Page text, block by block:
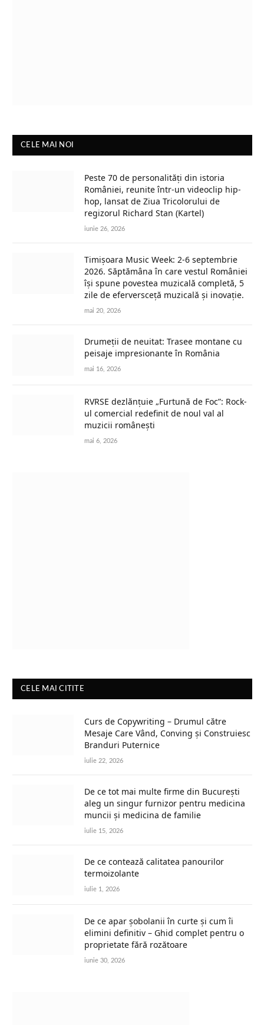
CELE MAI NOI
Peste 70 de personalități din istoria
României, reunite într-un videoclip hip-
hop, lansat de Ziua Tricolorului de
regizorul Richard Stan (Kartel)
iunie 26, 2026
Timișoara Music Week: 2-6 septembrie
2026. Săptămâna în care vestul României
își spune povestea muzicală completă, 5
zile de eferversceță muzicală și inovație.
mai 20, 2026
Drumeții de neuitat: Trasee montane cu
peisaje impresionante în România
mai 16, 2026
RVRSE dezlănțuie „Furtună de Foc”: Rock-
ul comercial redefinit de noul val al
muzicii românești
mai 6, 2026
CELE MAI CITITE
Curs de Copywriting – Drumul către
Mesaje Care Vând, Conving și Construiesc
Branduri Puternice
iulie 22, 2026
De ce tot mai multe firme din București
aleg un singur furnizor pentru medicina
muncii și medicina de familie
iulie 15, 2026
De ce contează calitatea panourilor
termoizolante
iulie 1, 2026
De ce apar șobolanii în curte și cum îi
elimini definitiv – Ghid complet pentru o
proprietate fără rozătoare
iunie 30, 2026